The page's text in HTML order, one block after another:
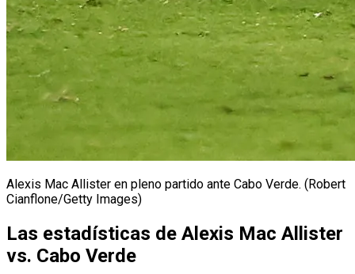
Alexis Mac Allister en pleno partido ante Cabo Verde. (Robert
Cianflone/Getty Images)
Las estadísticas de Alexis Mac Allister
vs. Cabo Verde